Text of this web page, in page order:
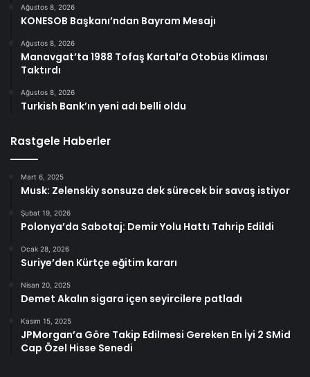
Ağustos 8, 2026
KONESOB Başkanı’ndan Bayram Mesajı
Ağustos 8, 2026
Manavgat’ta 1988 Tofaş Kartal’a Otobüs Kliması
Taktırdı
Ağustos 8, 2026
Turkish Bank’ın yeni adı belli oldu
Rastgele Haberler
Mart 6, 2025
Musk: Zelenskiy sonsuza dek sürecek bir savaş istiyor
Şubat 19, 2026
Polonya’da Sabotaj: Demir Yolu Hattı Tahrip Edildi
Ocak 28, 2026
Suriye’den Kürtçe eğitim kararı
Nisan 20, 2025
Demet Akalın sigara içen seyircilere patladı
Kasım 15, 2025
JPMorgan’a Göre Takip Edilmesi Gereken En İyi 2 SMid
Cap Özel Hisse Senedi